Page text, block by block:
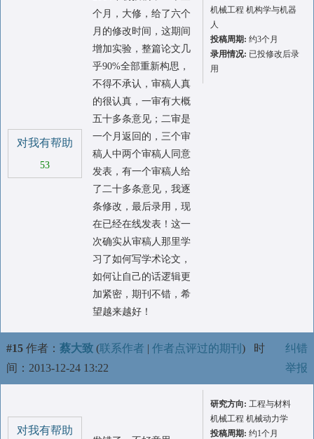
对我有帮助
53
个月，大修，给了六个
月的修改时间，这期间
增加实验，整篇论文几
乎90%全部重新构思，
不得不承认，审稿人真
的很认真，一审有大概
五十多条意见；二审是
一个月返回的，三个审
稿人中两个审稿人同意
发表，有一个审稿人给
了二十多条意见，我逐
条修改，最后录用，现
在已经在线发表！这一
次确实从审稿人那里学
习了如何写学术论文，
如何让自己的话逻辑更
加紧密，期刊不错，希
望越来越好！
机械工程 机构学与机器
人
投稿周期: 约3个月
录用情况: 已投修改后录
用
#15 作者： 蔡大致 (联系作者 | 作者点评过的期刊 ) 时
间：2013-12-24 13:22
纠错
举报
对我有帮助
研究方向: 工程与材料
机械工程 机械动力学
投稿周期: 约1个月